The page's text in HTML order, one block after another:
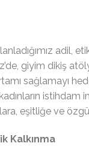
adil,
giyim dikiş
sağlamayı
istihdam
eşitliğe ve
Kalkınma